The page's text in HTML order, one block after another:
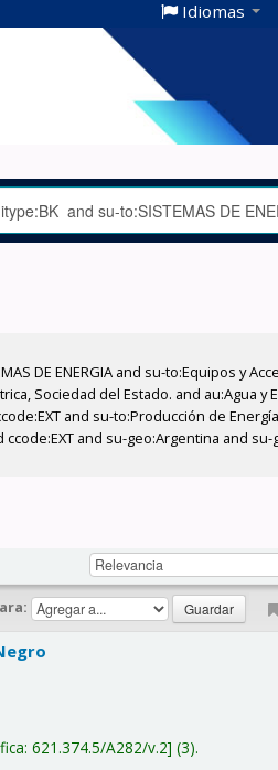
Idiomas
DE ENERGIA and su-to:Equipos y
Sociedad del Estado. and au:Agua y
and su-to:Producción de
and su-geo:Argentina and
621.374.5/A282/v.2 (3).